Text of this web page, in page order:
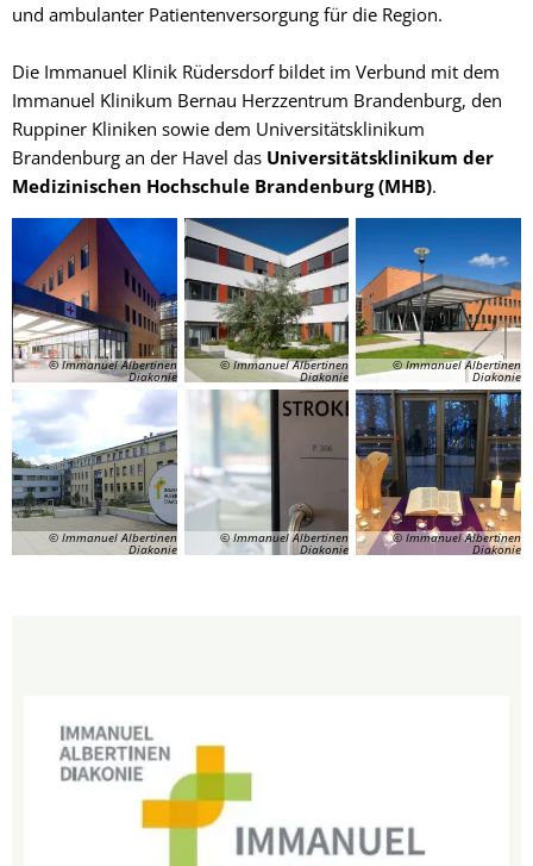
und ambulanter Patientenversorgung für die Region.
Die Immanuel Klinik Rüdersdorf bildet im Verbund mit dem
Immanuel Klinikum Bernau Herzzentrum Brandenburg, den
Ruppiner Kliniken sowie dem Universitätsklinikum
Brandenburg an der Havel das Universitätsklinikum der
Medizinischen Hochschule Brandenburg (MHB).
© Immanuel Albertinen
Diakonie
© Immanuel Albertinen
Diakonie
© Immanuel Albertinen
Diakonie
© Immanuel Albertinen
Diakonie
© Immanuel Albertinen
Diakonie
© Immanuel Albertinen
Diakonie